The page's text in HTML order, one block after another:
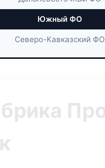
Южный ФО
Северо-Кавказский ФО